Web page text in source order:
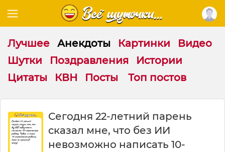
Лучшее Анекдоты Картинки
Видео
Шутки
Поздравления
Истории
Цитаты
КВН Посты Топ постов
Сегодня 22-летний парень
сказал мне, что без ИИ
невозможно написать 10-